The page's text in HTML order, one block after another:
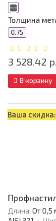
Толщина
0.75
3 528.42 р.
В корзину
Ваша
Длина: От 0,5